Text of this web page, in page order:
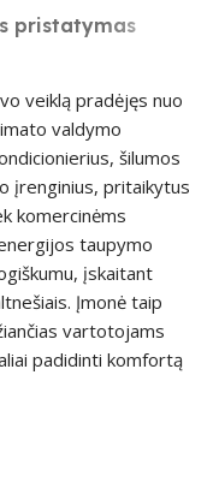
pristatymas
veiklą pradėjęs nuo
valdymo
šilumos
įrenginius, pritaikytus
komercinėms
taupymo
įskaitant
Įmonė taip
vartotojams
padidinti komfortą